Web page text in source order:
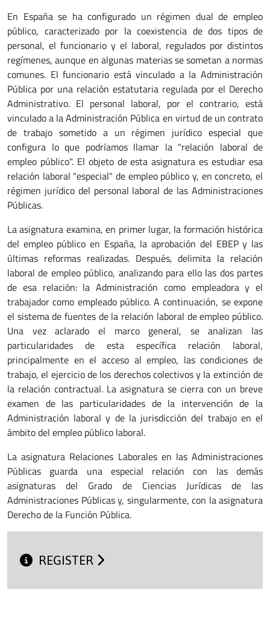
En España se ha configurado un régimen dual de empleo
público, caracterizado por la coexistencia de dos tipos de
personal, el funcionario y el laboral, regulados por distintos
regímenes, aunque en algunas materias se sometan a normas
comunes. El funcionario está vinculado a la Administración
Pública por una relación estatutaria regulada por el Derecho
Administrativo. El personal laboral, por el contrario, está
vinculado a la Administración Pública en virtud de un contrato
de trabajo sometido a un régimen jurídico especial que
configura lo que podríamos llamar la "relación laboral de
empleo público". El objeto de esta asignatura es estudiar esa
relación laboral "especial" de empleo público y, en concreto, el
régimen jurídico del personal laboral de las Administraciones
Públicas.
La asignatura examina, en primer lugar, la formación histórica
del empleo público en España, la aprobación del EBEP y las
últimas reformas realizadas. Después, delimita la relación
laboral de empleo público, analizando para ello las dos partes
de esa relación: la Administración como empleadora y el
trabajador como empleado público. A continuación, se expone
el sistema de fuentes de la relación laboral de empleo público.
Una vez aclarado el marco general, se analizan las
particularidades de esta específica relación laboral,
principalmente en el acceso al empleo, las condiciones de
trabajo, el ejercicio de los derechos colectivos y la extinción de
la relación contractual. La asignatura se cierra con un breve
examen de las particularidades de la intervención de la
Administración laboral y de la jurisdicción del trabajo en el
ámbito del empleo público laboral.
La asignatura Relaciones Laborales en las Administraciones
Públicas guarda una especial relación con las demás
asignaturas del Grado de Ciencias Jurídicas de las
Administraciones Públicas y, singularmente, con la asignatura
Derecho de la Función Pública.
REGISTER